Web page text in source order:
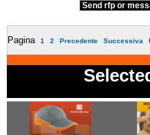
Send rfp or
Pagina 1 2 Precedente Successiva